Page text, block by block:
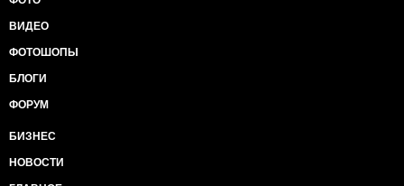
ВИДЕО
ФОТОШОПЫ
БЛОГИ
ФОРУМ
БИЗНЕС
НОВОСТИ